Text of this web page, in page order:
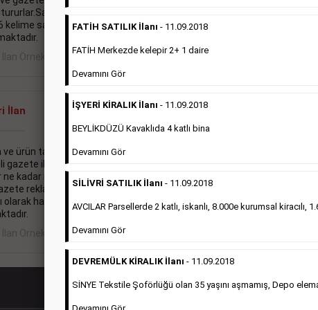
sarı sayfa
kelime sayısı şartı
Örnekleri
eleman ilanlarında 6 kelime
İlan
ürün tanıtımlarınızı
ilanlarıdır. Dijital
kadar ihtiyacın arttığı
reklamları halen en
olarak hayati önem
Örnekleri
ilanlara göre daha
Kampanyalarımız
FATİH SATILIK İlanı - 11.09.2018
FATİH Merkezde kelepir 2+ 1 daire
Devamını Gör
İŞYERİ KİRALIK İlanı - 11.09.2018
BEYLİKDÜZÜ Kavaklıda 4 katlı bina
Devamını Gör
SİLİVRİ SATILIK İlanı - 11.09.2018
AVCILAR Parsellerde 2 katlı, iskanlı, 8.000e kurumsal kiracılı,
Devamını Gör
DEVREMÜLK KİRALIK İlanı - 11.09.2018
SİNYE Tekstile Şoförlüğü olan 35 yaşını aşmamış, Depo